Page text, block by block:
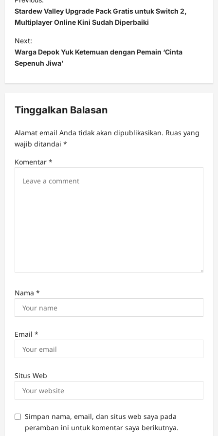
o
s
t
n
a
v
g
a
t
i
Stardew Valley Upgrade Pack Gratis untuk Switch 2,
Multiplayer Online Kini Sudah Diperbaiki
Next:
Warga Depok Yuk Ketemuan dengan Pemain ‘Cinta
Sepenuh Jiwa’
Tinggalkan Balasan
Alamat email Anda tidak akan dipublikasikan. Ruas yang
wajib ditandai *
Komentar *
Nama *
Email *
Situs Web
Simpan nama, email, dan situs web saya pada
peramban ini untuk komentar saya berikutnya.